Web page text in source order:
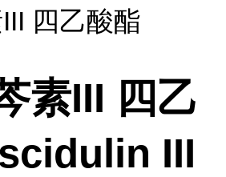
四乙酸酯
素III 四乙
III